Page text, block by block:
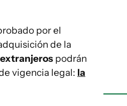
por el
de la
extranjeros podrán
vigencia legal: la